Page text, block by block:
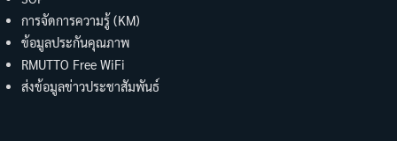
การจัดการความรู้ (KM)
ข้อมูลประกันคุณภาพ
RMUTTO Free WiFi
ส่งข้อมูลข่าวประชาสัมพันธ์